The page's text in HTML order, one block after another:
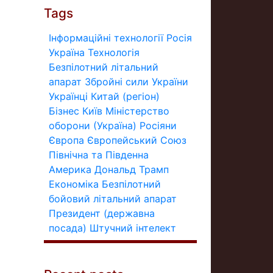
Tags
Інформаційні технології Росія
Україна Технологія
Безпілотний літальний
апарат Збройні сили України
Українці Китай (регіон)
Бізнес Київ Міністерство
оборони (Україна) Росіяни
Європа Європейський Союз
Північна та Південна
Америка Дональд Трамп
Економіка Безпілотний
бойовий літальний апарат
Президент (державна
посада) Штучний інтелект